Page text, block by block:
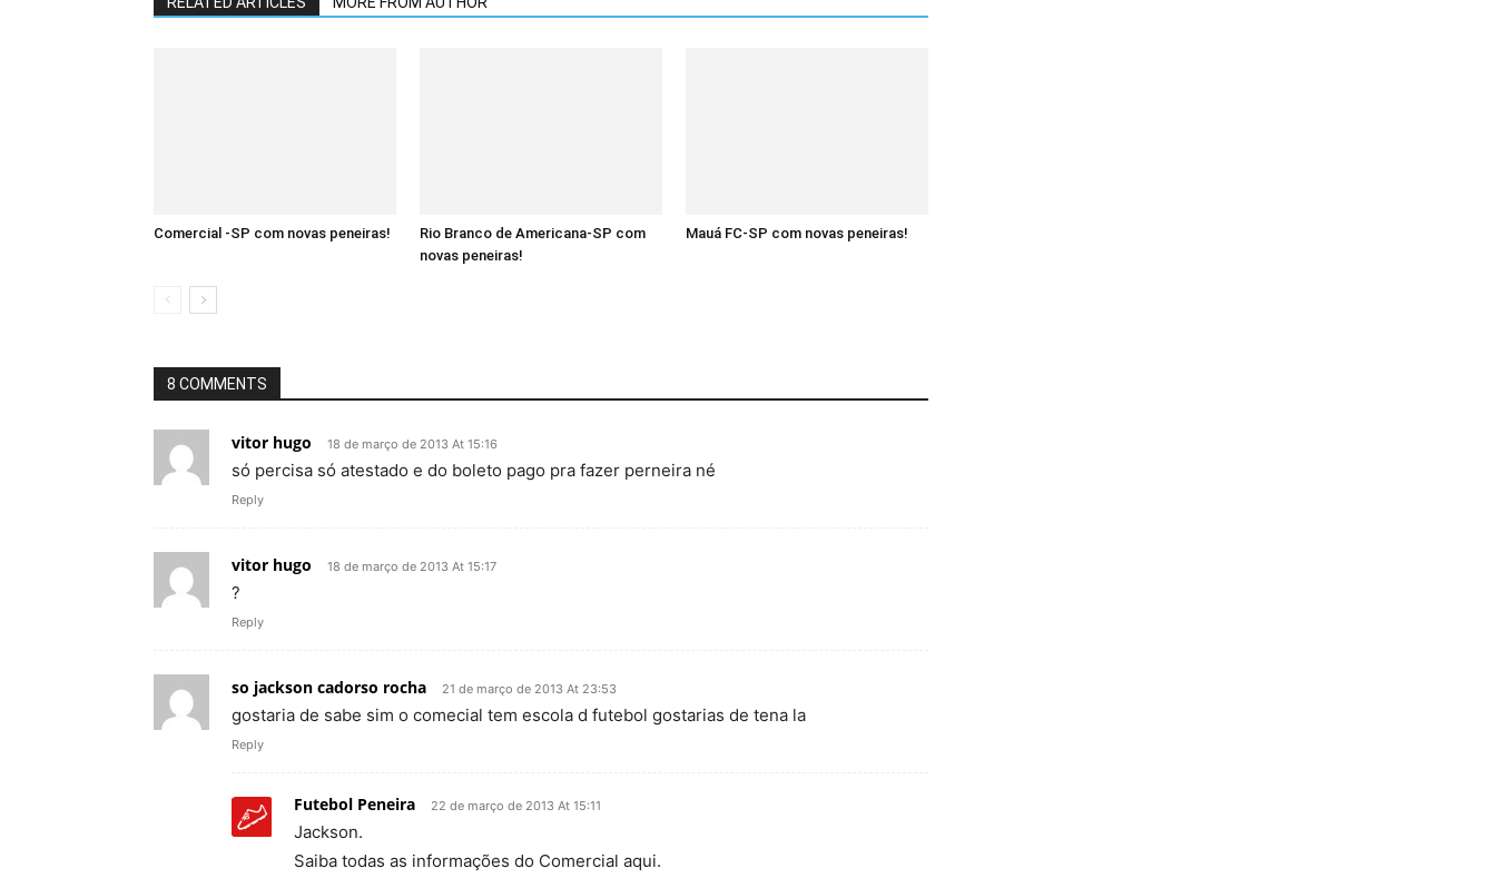
Comercial -SP com novas peneiras!
Rio Branco de Americana-SP com
novas peneiras!
Mauá FC-SP com novas peneiras!
8 COMMENTS
vitor hugo 18 de março de 2013 At 15:16
só percisa só atestado e do boleto pago pra fazer perneira né
Reply
vitor hugo 18 de março de 2013 At 15:17
?
Reply
so jackson cadorso rocha 21 de março de 2013 At 23:53
gostaria de sabe sim o comecial tem escola d futebol gostarias de tena la
Reply
Futebol Peneira 22 de março de 2013 At 15:11
Jackson.
Saiba todas as informações do Comercial aqui.